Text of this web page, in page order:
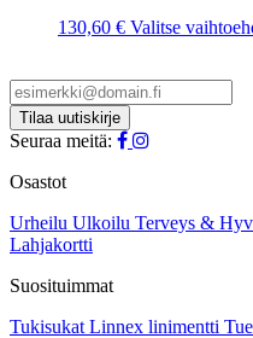
130,60 € Valitse
Seuraa meitä:
Osastot
Urheilu Ulkoilu Terveys &
Lahjakortti
Suosituimmat
Tukisukat Linnex linimentti